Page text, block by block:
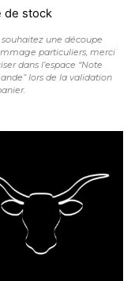
de stock
souhaitez une découpe
particuliers, merci
dans l’espace “Note
lors de la validation